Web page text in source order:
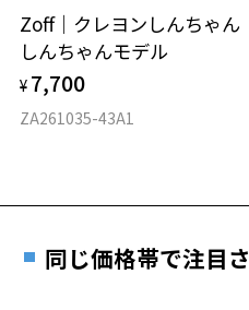
仕上がり寸法
D 仕上がりの横幅：約137mm
8.8g
安心2 視力測定無料
視力の変化を早めに発見
力測定をおすすめいたし
安心3 かかり具合調整
す。
オンラインストアでフレーム
実店舗で度付きにできます
ご購入時に「レンズ交換券」
度数を測定のうえ、度付きレ
お近くのZoff実店舗にて度数
その際は記入用紙をダウンロ
Zoff｜クレヨンしんちゃん
しんちゃんモデル
¥ 7,700
ZA261035-43A1
同じ価格帯で注目